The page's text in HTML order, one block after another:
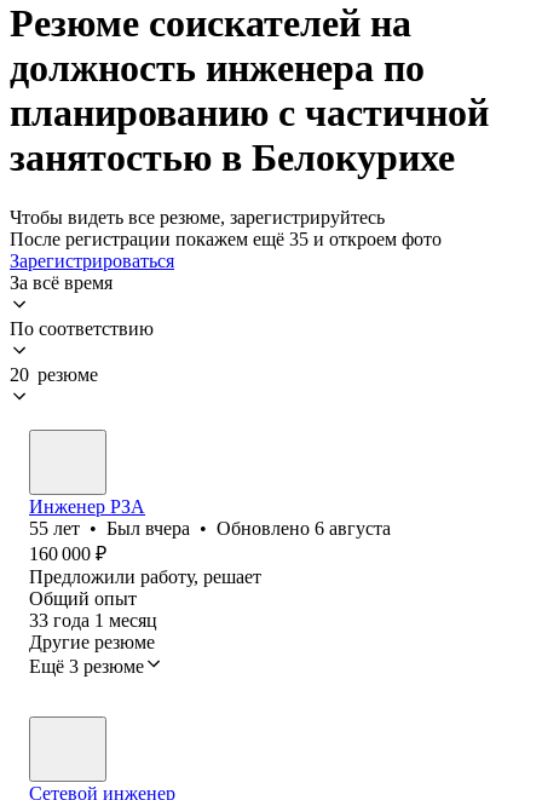
Резюме соискателей на
должность инженера по
планированию с частичной
занятостью в Белокурихе
Чтобы видеть все резюме, зарегистрируйтесь
После регистрации покажем ещё 35 и откроем фото
Зарегистрироваться
За всё время
По соответствию
20 резюме
Инженер РЗА
55 лет • Был вчера • Обновлено 6 августа
160 000 ₽
Предложили работу, решает
Общий опыт
33 года 1 месяц
Другие резюме
Ещё 3 резюме
Сетевой инженер